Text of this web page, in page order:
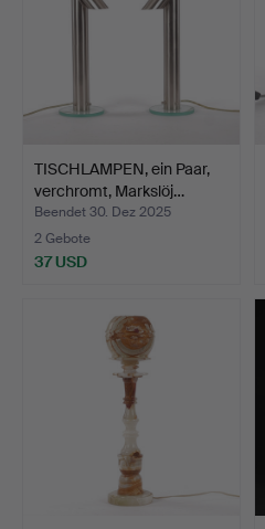
TISCHLAMPEN, ein Paar,
verchromt, Markslöj…
Beendet 30. Dez 2025
2 Gebote
37 USD